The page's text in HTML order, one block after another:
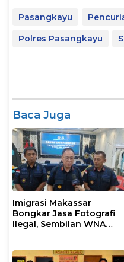
Pasangkayu
Polres Pasangkayu
Baca Juga
Imigrasi Makassar
Bongkar Jasa Fotografi
Ilegal, Sembilan WNA
Tinggal